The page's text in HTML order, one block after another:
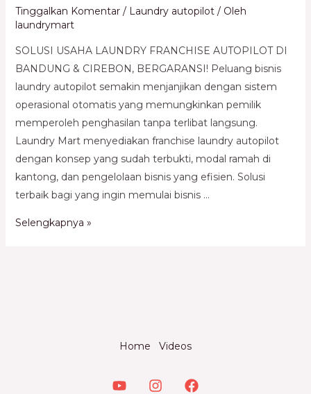
Tinggalkan Komentar / Laundry autopilot/ Oleh
laundrymart
SOLUSI USAHA LAUNDRY FRANCHISE AUTOPILOT DI
BANDUNG & CIREBON, BERGARANSI! Peluang bisnis
laundry autopilot semakin menjanjikan dengan sistem
operasional otomatis yang memungkinkan pemilik
memperoleh penghasilan tanpa terlibat langsung.
Laundry Mart menyediakan franchise laundry autopilot
dengan konsep yang sudah terbukti, modal ramah di
kantong, dan pengelolaan bisnis yang efisien. Solusi
terbaik bagi yang ingin memulai bisnis …
Selengkapnya »
Home Videos